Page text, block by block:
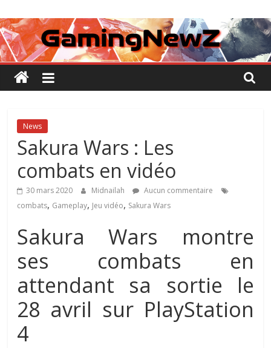
au
contenu
GamingNewZ
Tests
et
Actu
des
vidéo
News
Sakura Wars : Les
combats en vidéo
30 mars 2020 Midnailah
Aucun commentaire
combats, Gameplay, Jeu vidéo, Sakura Wars
Sakura Wars montre
ses combats en
attendant sa sortie le
28 avril sur PlayStation
4